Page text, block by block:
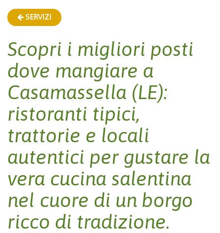
SERVIZI
Scopri i migliori posti
dove mangiare a
Casamassella (LE):
ristoranti tipici,
trattorie e locali
autentici per gustare la
vera cucina salentina
nel cuore di un borgo
ricco di tradizione.